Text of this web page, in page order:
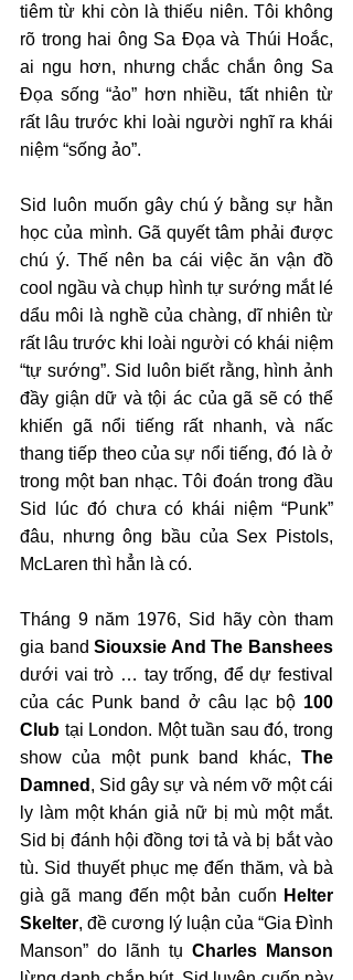
tiêm từ khi còn là thiếu niên. Tôi không
rõ trong hai ông Sa Đọa và Thúi Hoắc,
ai ngu hơn, nhưng chắc chắn ông Sa
Đọa sống “ảo” hơn nhiều, tất nhiên từ
rất lâu trước khi loài người nghĩ ra khái
niệm “sống ảo”.
Sid luôn muốn gây chú ý bằng sự hằn
học của mình. Gã quyết tâm phải được
chú ý. Thế nên ba cái việc ăn vận đồ
cool ngầu và chụp hình tự sướng mắt lé
dẩu môi là nghề của chàng, dĩ nhiên từ
rất lâu trước khi loài người có khái niệm
“tự sướng”. Sid luôn biết rằng, hình ảnh
đầy giận dữ và tội ác của gã sẽ có thể
khiến gã nổi tiếng rất nhanh, và nấc
thang tiếp theo của sự nổi tiếng, đó là ở
trong một ban nhạc. Tôi đoán trong đầu
Sid lúc đó chưa có khái niệm “Punk”
đâu, nhưng ông bầu của Sex Pistols,
McLaren thì hẳn là có.
Tháng 9 năm 1976, Sid hãy còn tham
gia band Siouxsie And The Banshees
dưới vai trò … tay trống, để dự festival
của các Punk band ở câu lạc bộ 100
Club tại London. Một tuần sau đó, trong
show của một punk band khác, The
Damned , Sid gây sự và ném vỡ một cái
ly làm một khán giả nữ bị mù một mắt.
Sid bị đánh hội đồng tơi tả và bị bắt vào
tù. Sid thuyết phục mẹ đến thăm, và bà
già gã mang đến một bản cuốn Helter
Skelter, đề cương lý luận của “Gia Đình
Manson” do lãnh tụ